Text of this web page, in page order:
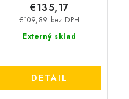
Externý sklad
€109,89 bez DPH
€135,17
DETAIL